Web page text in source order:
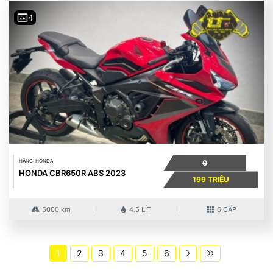
4
HÃNG: HONDA
HONDA CBR650R ABS 2023
0
199 TRIỆU
5000 km 4.5 LÍT 6 CẤP
1 2 3 4 5 6